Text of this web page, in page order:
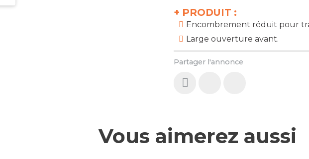
+ PRODUIT :
Encombrement réduit pour
Large ouverture avant.
Partager l'annonce
Vous aimerez aussi